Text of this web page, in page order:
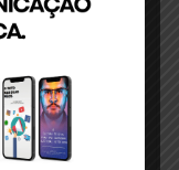
expandiu o
agora
181 ou pela